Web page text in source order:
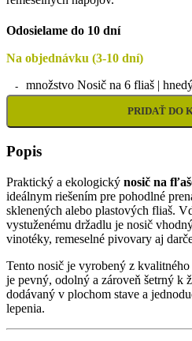
Odosielame do 10 dní
Na objednávku (3-10 dní)
množstvo Nosič na 6 fliaš |
PRIDAŤ DO
Popis
Praktický a ekologický nosič na
ideálnym riešením pre pohodlné
sklenených alebo plastových fliaš.
vystuženému držadlu je nosič
vinotéky, remeselné pivovary aj
Tento nosič je vyrobený z
je pevný, odolný a zároveň šetrný k
dodávaný v plochom stave a
lepenia.